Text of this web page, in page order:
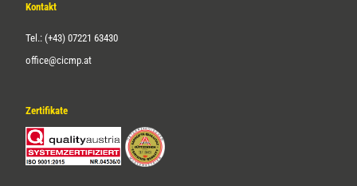
Kontakt
Tel.: (+43) 07221 63430
office@cicmp.at
Zertifikate